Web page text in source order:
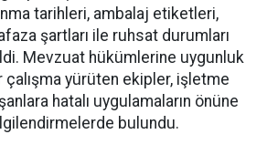
tarihleri, ambalaj etiketleri,
şartları ile ruhsat durumları
Mevzuat hükümlerine uygunluk
yürüten ekipler, işletme
hatalı uygulamaların önüne
bulundu.